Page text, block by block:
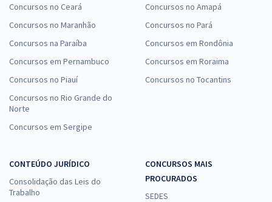
Concursos no Ceará
Concursos no Maranhão
Concursos na Paraíba
Concursos em Pernambuco
Concursos no Piauí
Concursos no Rio Grande do
Norte
Concursos em Sergipe
Concursos no Amapá
Concursos no Pará
Concursos em Rondônia
Concursos em Roraima
Concursos no Tocantins
CONTEÚDO JURÍDICO
Consolidação das Leis do
Trabalho
CONCURSOS MAIS
PROCURADOS
SEDES